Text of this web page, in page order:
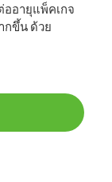
อายุแพ็คเกจ
กขึ้น ด้วย